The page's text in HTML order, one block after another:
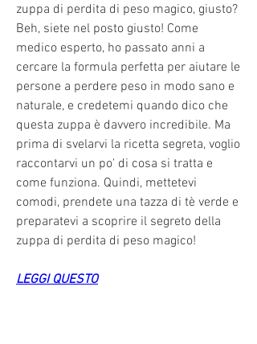
zuppa di perdita di peso magico, giusto?
Beh, siete nel posto giusto! Come
medico esperto, ho passato anni a
cercare la formula perfetta per aiutare le
persone a perdere peso in modo sano e
naturale, e credetemi quando dico che
questa zuppa è davvero incredibile. Ma
prima di svelarvi la ricetta segreta, voglio
raccontarvi un po' di cosa si tratta e
come funziona. Quindi, mettetevi
comodi, prendete una tazza di tè verde e
preparatevi a scoprire il segreto della
zuppa di perdita di peso magico!
LEGGI QUESTO